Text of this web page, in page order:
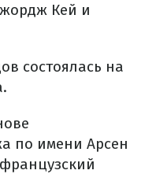
Кей и
состоялась на
по имени Арсен